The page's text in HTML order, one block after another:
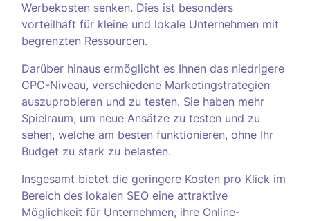
Werbekosten senken. Dies ist besonders
vorteilhaft für kleine und lokale Unternehmen mit
begrenzten Ressourcen.
Darüber hinaus ermöglicht es Ihnen das niedrigere
CPC-Niveau, verschiedene Marketingstrategien
auszuprobieren und zu testen. Sie haben mehr
Spielraum, um neue Ansätze zu testen und zu
sehen, welche am besten funktionieren, ohne Ihr
Budget zu stark zu belasten.
Insgesamt bietet die geringere Kosten pro Klick im
Bereich des lokalen SEO eine attraktive
Möglichkeit für Unternehmen, ihre Online-